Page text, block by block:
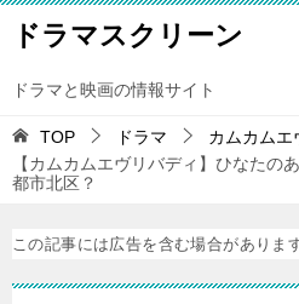
ドラマスクリーン
ドラマと映画の情報サイト
TOP ドラマ
カムカムエ
【カムカムエヴリバディ】ひなたの
都市北区？
この記事には広告を含む場合があります